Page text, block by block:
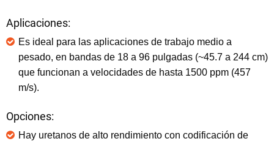
Aplicaciones:
Es ideal para las aplicaciones de trabajo medio a
pesado, en bandas de 18 a 96 pulgadas (~45.7 a 244 cm)
que funcionan a velocidades de hasta 1500 ppm (457
m/s).
Opciones:
Hay uretanos de alto rendimiento con codificación de